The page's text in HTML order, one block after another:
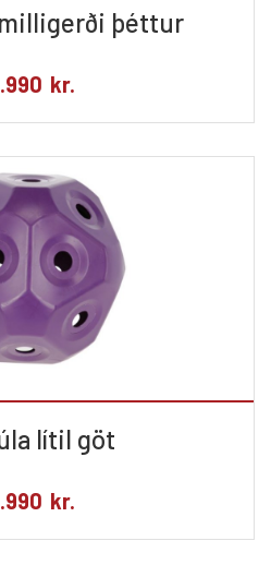
þéttur
kr.
lítil göt
kr.